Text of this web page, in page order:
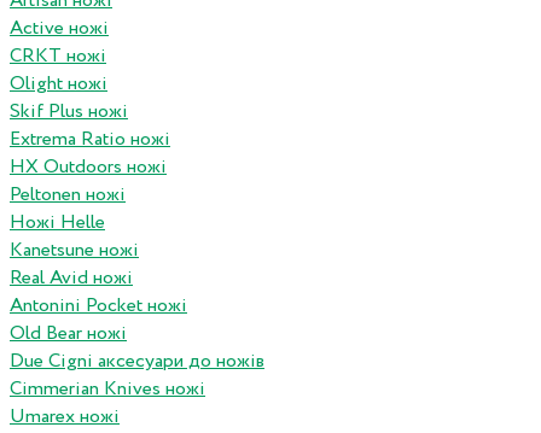
Active ножі
CRKT ножі
Olight ножі
Skif Plus ножі
Extrema Ratio ножі
HX Outdoors ножі
Peltonen ножі
Ножі Helle
Kanetsune ножі
Real Avid ножі
Antonini Pocket ножі
Old Bear ножі
Due Cigni аксесуари до ножів
Cimmerian Knives ножі
Umarex ножі